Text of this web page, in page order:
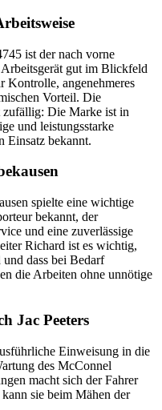
ist der nach vorne
gut im Blickfeld
Kontrolle, angenehmeres
Vorteil. Die
Die Marke ist in
und leistungsstarke
Einsatz bekannt.
spielte eine wichtige
bekannt, der
und eine zuverlässige
Richard ist es wichtig,
dass bei Bedarf
die Arbeiten ohne unnötige
Jac Peeters
Einweisung in die
des McConnel
macht sich der Fahrer
sie beim Mähen der